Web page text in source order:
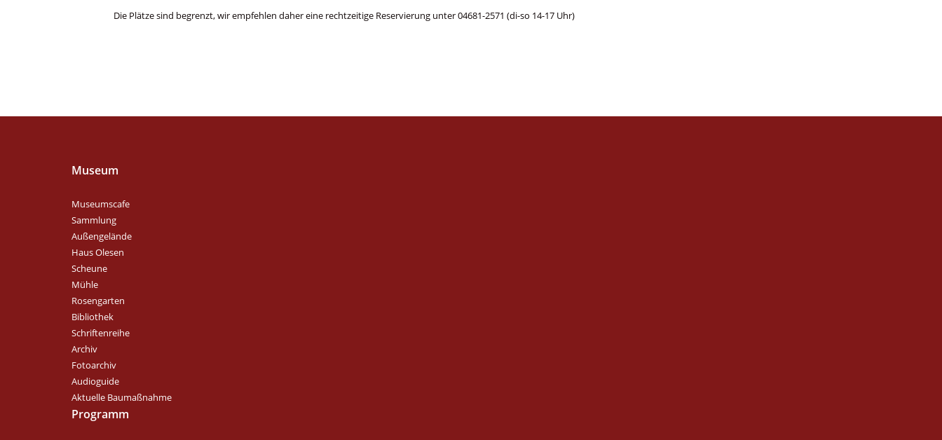
Die Plätze sind begrenzt, wir empfehlen daher eine rechtzeitige Reservierung unter 04681-2571 (di-so 14-17 Uhr)
Museum
Museumscafe
Sammlung
Außengelände
Haus Olesen
Scheune
Mühle
Rosengarten
Bibliothek
Schriftenreihe
Archiv
Fotoarchiv
Audioguide
Aktuelle Baumaßnahme
Programm